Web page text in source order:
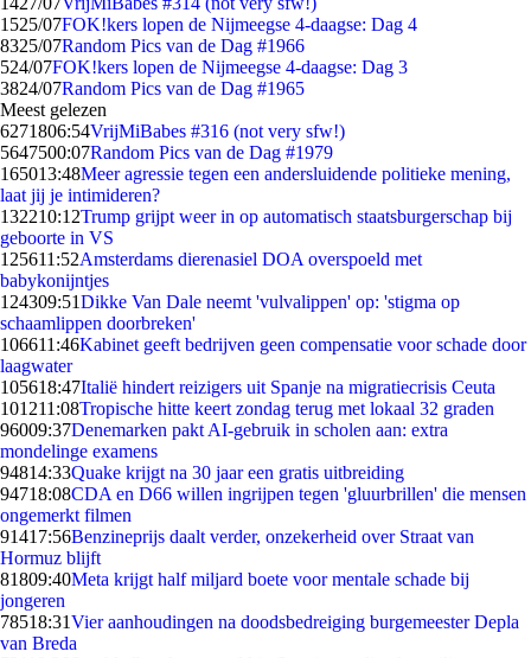
1525/07FOK!kers lopen de Nijmeegse 4-daagse: Dag 4
8325/07Random Pics van de Dag #1966
524/07FOK!kers lopen de Nijmeegse 4-daagse: Dag 3
3824/07Random Pics van de Dag #1965
Meest gelezen
6271806:54VrijMiBabes #316 (not very sfw!)
5647500:07Random Pics van de Dag #1979
165013:48Meer agressie tegen een andersluidende politieke mening,
laat jij je intimideren?
132210:12Trump grijpt weer in op automatisch staatsburgerschap bij
geboorte in VS
125611:52Amsterdams dierenasiel DOA overspoeld met
babykonijntjes
124309:51Dikke Van Dale neemt 'vulvalippen' op: 'stigma op
schaamlippen doorbreken'
106611:46Kabinet geeft bedrijven geen compensatie voor schade door
laagwater
105618:47Italië hindert reizigers uit Spanje na migratiecrisis Ceuta
101211:08Tropische hitte keert zondag terug met lokaal 32 graden
96009:37Denemarken pakt AI-gebruik in scholen aan: extra
mondelinge examens
94814:33Quake krijgt na 30 jaar een gratis uitbreiding
94718:08CDA en D66 willen ingrijpen tegen 'gluurbrillen' die mensen
ongemerkt filmen
91417:56Benzineprijs daalt verder, onzekerheid over Straat van
Hormuz blijft
81809:40Meta krijgt half miljard boete voor mentale schade bij
jongeren
78518:31Vier aanhoudingen na doodsbedreiging burgemeester Depla
van Breda